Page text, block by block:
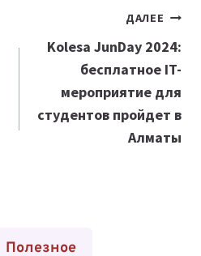
ДАЛЕЕ
Kolesa JunDay 2024:
бесплатное IT-
мероприятие для
студентов пройдет в
Алматы
Полезное